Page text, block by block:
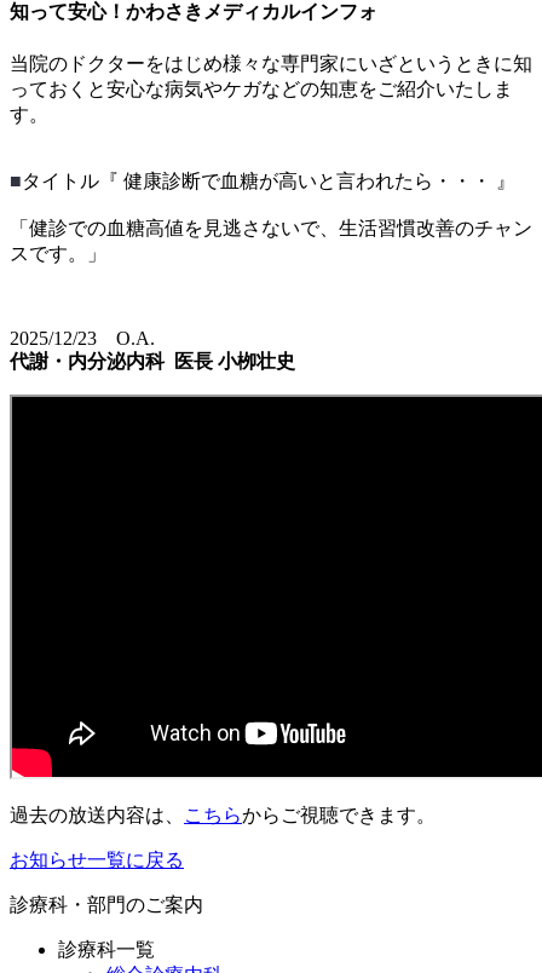
知って安心！かわさきメディカルインフォ
当院のドクターをはじめ様々な専門家にいざというときに知
っておくと安心な病気やケガなどの知恵をご紹介いたしま
す。
■タイトル『 健康診断で血糖が高いと言われたら・・・ 』
「健診での血糖高値を見逃さないで、生活習慣改善のチャン
スです。」
2025/12/23 O.A.
代謝・内分泌内科医長 小栁壮史
過去の放送内容は、 こちらからご視聴できます。
お知らせ一覧に戻る
診療科・部門のご案内
診療科一覧